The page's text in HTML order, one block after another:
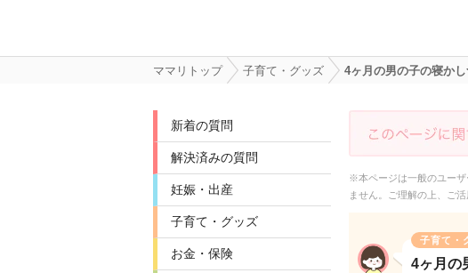
ママリトップ 子育て・グッズ 4ヶ月の男の子の寝か
新着の質問
解決済みの質問
妊娠・出産
子育て・グッズ
お金・保険
※本ページは一般のユーザ
ません。ご理解の上、ご活
子育て・
4ヶ月の